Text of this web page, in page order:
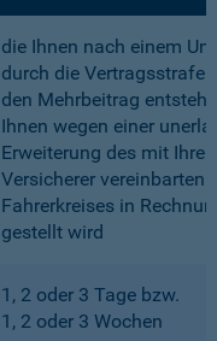
die Ihnen nach einem
durch die Vertragsstrafe
den Mehrbeitrag
Ihnen wegen einer
Erweiterung des mit
Versicherer vereinbarten
Fahrerkreises in
gestellt wird
1, 2 oder 3 Tage bzw.
1, 2 oder 3 Wochen